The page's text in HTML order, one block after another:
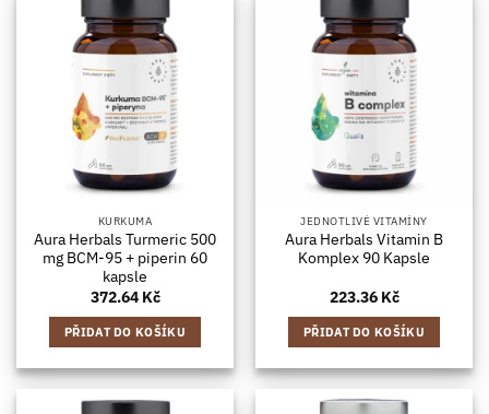
KURKUMA
Aura Herbals Turmeric 500
mg BCM-95 + piperin 60
kapsle
372.64 Kč
PŘIDAT DO KOŠÍKU
JEDNOTLIVÉ VITAMÍNY
Aura Herbals Vitamin B
Komplex 90 Kapsle
223.36 Kč
PŘIDAT DO KOŠÍKU